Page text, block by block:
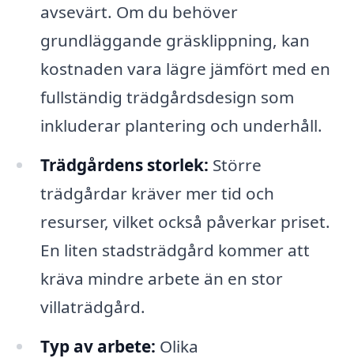
avsevärt. Om du behöver
grundläggande gräsklippning, kan
kostnaden vara lägre jämfört med en
fullständig trädgårdsdesign som
inkluderar plantering och underhåll.
Trädgårdens storlek: Större
trädgårdar kräver mer tid och
resurser, vilket också påverkar priset.
En liten stadsträdgård kommer att
kräva mindre arbete än en stor
villaträdgård.
Typ av arbete: Olika